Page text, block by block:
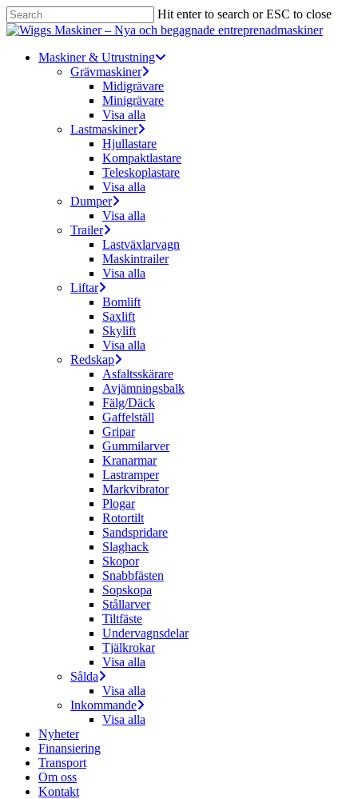
Skip
to
content
Hit enter to search or ESC to close
Close
Menu
Maskiner & Utrustning
Grävmaskiner
Midigrävare
Minigrävare
Visa alla
Lastmaskiner
Hjullastare
Kompaktlastare
Teleskoplastare
Visa alla
Dumper
Visa alla
Trailer
Lastväxlarvagn
Maskintrailer
Visa alla
Liftar
Bomlift
Saxlift
Skylift
Visa alla
Redskap
Asfaltsskärare
Avjämningsbalk
Fälg/Däck
Gaffelställ
Gripar
Gummilarver
Kranarmar
Lastramper
Markvibrator
Plogar
Rotortilt
Sandspridare
Slaghack
Skopor
Snabbfästen
Sopskopa
Stållarver
Tiltfäste
Undervagnsdelar
Tjälkrokar
Visa alla
Sålda
Visa alla
Inkommande
Visa alla
Nyheter
Finansiering
Transport
Om oss
Kontakt